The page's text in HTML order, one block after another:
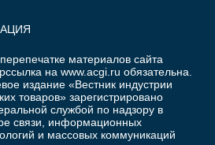
материалов сайта
на www.acgi.ru обязательна.
издание «Вестник индустрии
товаров» зарегистрировано
службой по надзору в
связи, информационных
и массовых коммуникаций